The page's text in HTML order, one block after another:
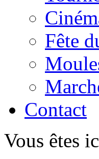
Fête
Contact
Vous êtes